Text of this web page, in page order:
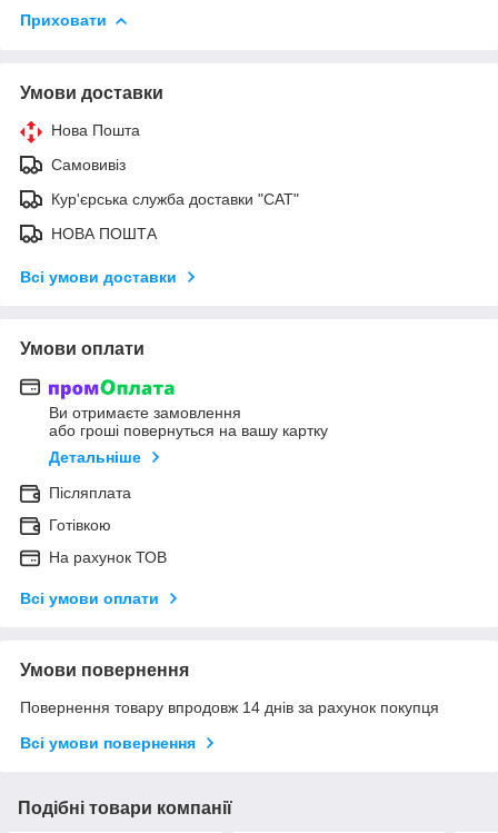
Приховати
Умови доставки
Нова Пошта
Самовивіз
Кур'єрська служба доставки "САТ"
НОВА ПОШТА
Всі умови доставки
Умови оплати
Ви отримаєте замовлення
або гроші повернуться на вашу картку
Детальніше
Післяплата
Готівкою
На рахунок ТОВ
Всі умови оплати
Умови повернення
Повернення товару впродовж 14 днів за рахунок покупця
Всі умови повернення
Подібні товари компанії